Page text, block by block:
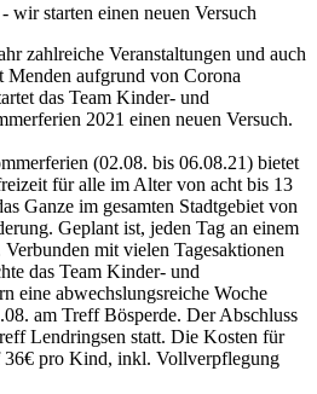
starten einen neuen Versuch
zahlreiche Veranstaltungen und auch
Menden aufgrund von Corona
das Team Kinder- und
2021 einen neuen Versuch.
(02.08. bis 06.08.21) bietet
für alle im Alter von acht bis 13
Ganze im gesamten Stadtgebiet von
Geplant ist, jeden Tag an einem
mit vielen Tagesaktionen
das Team Kinder- und
eine abwechslungsreiche Woche
am Treff Bösperde. Der Abschluss
Lendringsen statt. Die Kosten für
36€ pro Kind, inkl. Vollverpflegung